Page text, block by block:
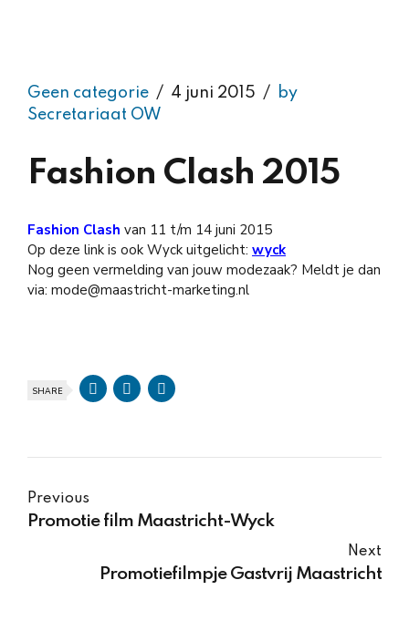
Geen categorie 4 juni 2015
by
Secretariaat OW
Fashion Clash 2015
Fashion Clash van 11 t/m 14 juni 2015
Op deze link is ook Wyck uitgelicht: wyck
Nog geen vermelding van jouw modezaak? Meldt je dan
via: mode@maastricht-marketing.nl
SHARE
Previous
Promotie film Maastricht-Wyck
Next
Promotiefilmpje Gastvrij Maastricht